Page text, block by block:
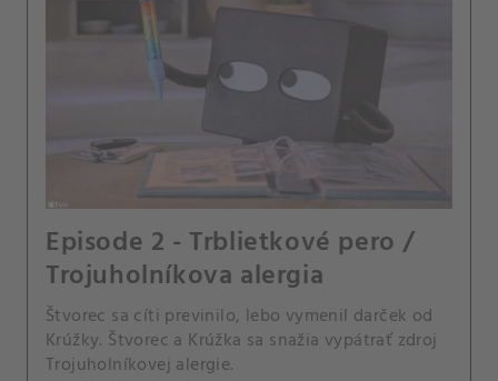
Episode 2 - Trblietkové pero /
Trojuholníkova alergia
Štvorec sa cíti previnilo, lebo vymenil darček od
Krúžky. Štvorec a Krúžka sa snažia vypátrať zdroj
Trojuholníkovej alergie.